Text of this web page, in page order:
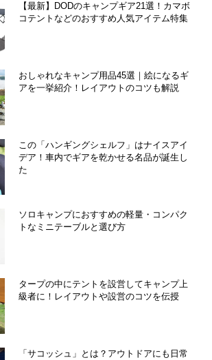
【最新】DODのキャンプギア21選！カマボ
コテントなどのおすすめ人気アイテム特集
おしゃれなキャンプ用品45選｜絵になるギ
アを一挙紹介！レイアウトのコツも解説
この「ハンギングシェルフ」はナイスアイ
デア！車内でギアを乾かせる名品が誕生し
た
ソロキャンプにおすすめの軽量・コンパク
トなミニテーブルと選び方
タープの中にテントを設営してキャンプ上
級者に！レイアウトや設営のコツを伝授
「サコッシュ」とは？アウトドアにも日常